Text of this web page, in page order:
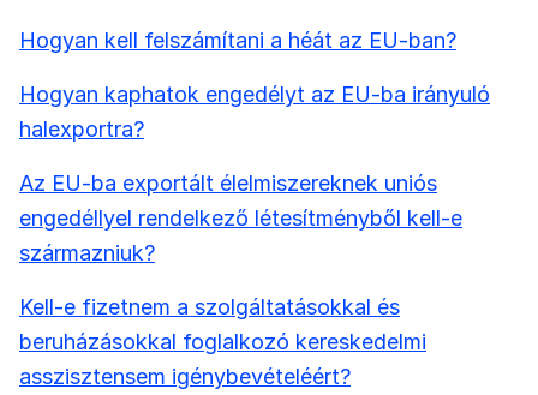
Hogyan kell felszámítani a héát az EU-ban?
Hogyan kaphatok engedélyt az EU-ba irányuló
halexportra?
Az EU-ba exportált élelmiszereknek uniós
engedéllyel rendelkező létesítményből kell-e
származniuk?
Kell-e fizetnem a szolgáltatásokkal és
beruházásokkal foglalkozó kereskedelmi
asszisztensem igénybevételéért?